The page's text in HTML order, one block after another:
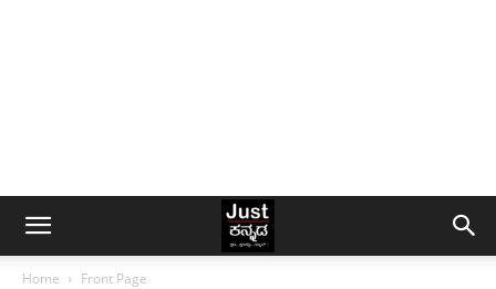
Home Front Page